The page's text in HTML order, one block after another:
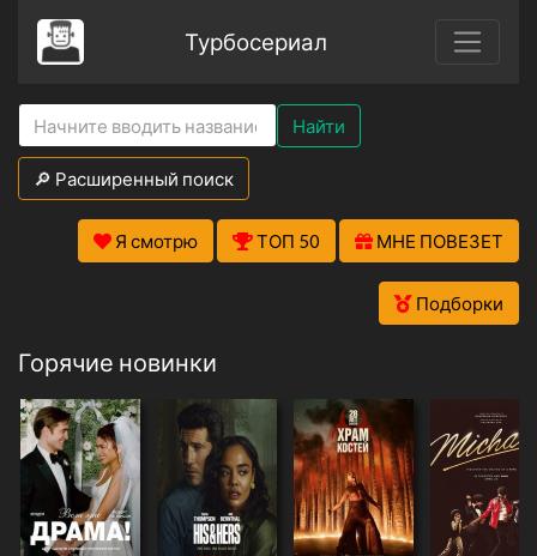
Турбосериал
Найти
🔎 Расширенный поиск
Я смотрю ТОП 50 МНЕ ПОВЕЗЕТ
Подборки
Горячие новинки